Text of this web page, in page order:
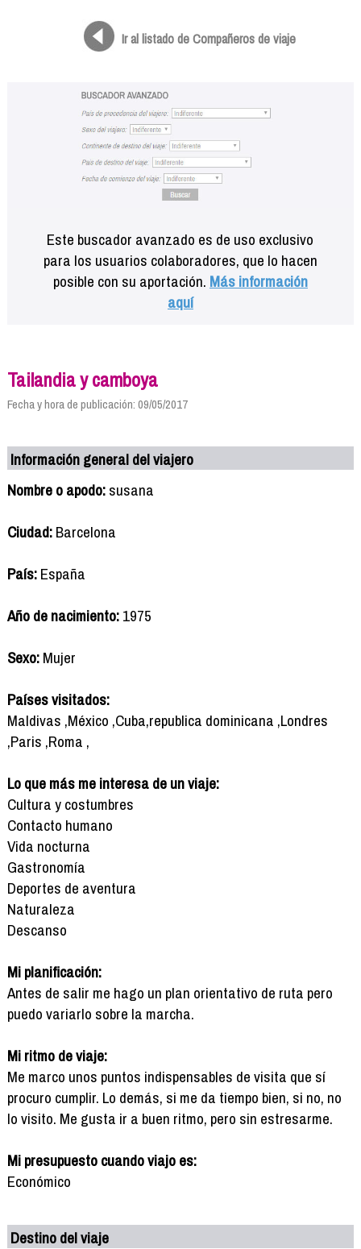
Ir al listado de Compañeros de viaje
Este buscador avanzado es de uso exclusivo
para los usuarios colaboradores, que lo hacen
posible con su aportación. Más información
aquí
Tailandia y camboya
Fecha y hora de publicación: 09/05/2017
Información general del viajero
Nombre o apodo:susana
Ciudad:Barcelona
País:España
Año de nacimiento:1975
Sexo:Mujer
Países visitados:
Maldivas ,México ,Cuba,republica dominicana ,Londres
,Paris ,Roma ,
Lo que más me interesa de un viaje:
Cultura y costumbres
Contacto humano
Vida nocturna
Gastronomía
Deportes de aventura
Naturaleza
Descanso
Mi planificación:
Antes de salir me hago un plan orientativo de ruta pero
puedo variarlo sobre la marcha.
Mi ritmo de viaje:
Me marco unos puntos indispensables de visita que sí
procuro cumplir. Lo demás, si me da tiempo bien, si no, no
lo visito. Me gusta ir a buen ritmo, pero sin estresarme.
Mi presupuesto cuando viajo es:
Económico
Destino del viaje